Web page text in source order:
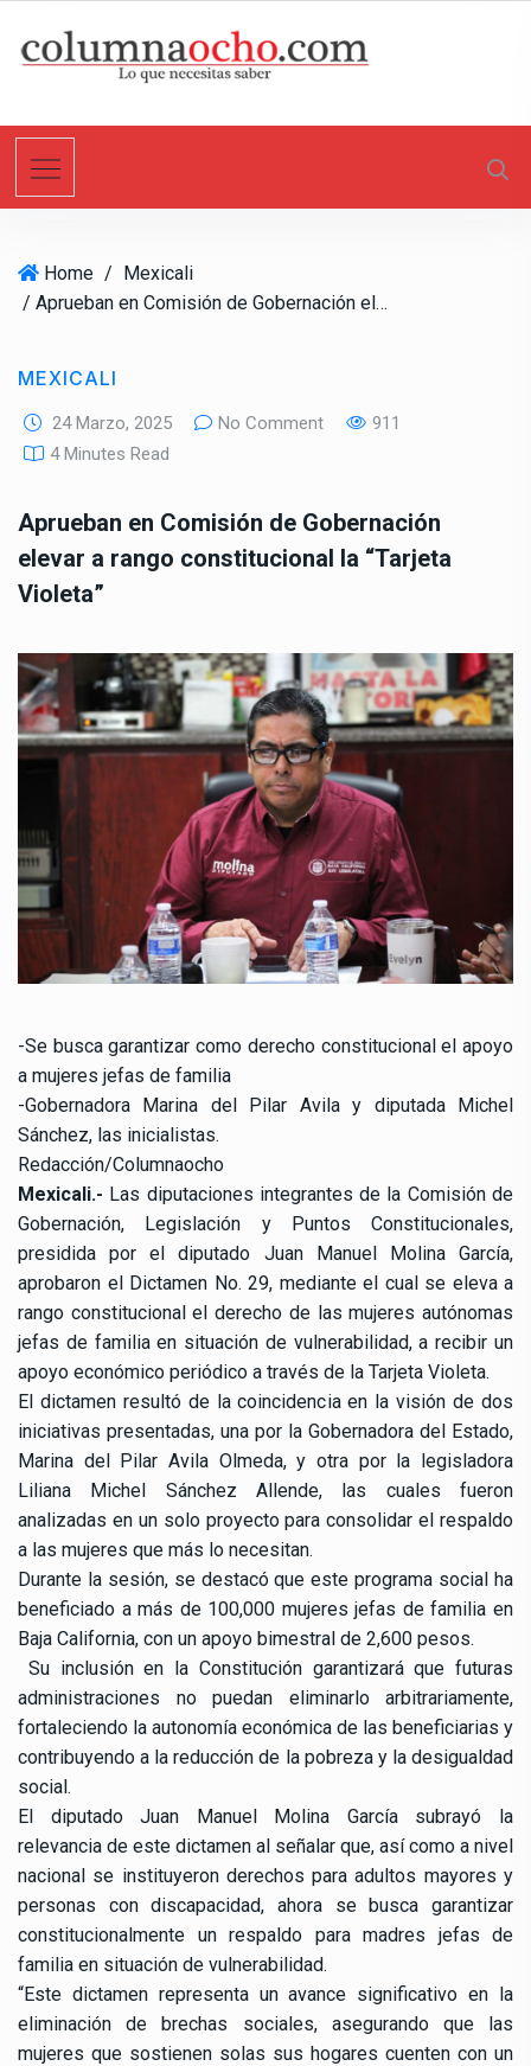
t
Home / Mexicali
/ Aprueban en Comisión de Gobernación elevar a rango constitucional la “Tarjeta Violeta”
MEXICALI
24 Marzo, 2025 No Comment
911
4 Minutes Read
Aprueban en Comisión de Gobernación
elevar a rango constitucional la “Tarjeta
Violeta”
-Se busca garantizar como derecho constitucional el apoyo
a mujeres jefas de familia
-Gobernadora Marina del Pilar Avila y diputada Michel
Sánchez, las inicialistas.
Redacción/Columnaocho
Mexicali.- Las diputaciones integrantes de la Comisión de
Gobernación, Legislación y Puntos Constitucionales,
presidida por el diputado Juan Manuel Molina García,
aprobaron el Dictamen No. 29, mediante el cual se eleva a
rango constitucional el derecho de las mujeres autónomas
jefas de familia en situación de vulnerabilidad, a recibir un
apoyo económico periódico a través de la Tarjeta Violeta.
El dictamen resultó de la coincidencia en la visión de dos
iniciativas presentadas, una por la Gobernadora del Estado,
Marina del Pilar Avila Olmeda, y otra por la legisladora
Liliana Michel Sánchez Allende, las cuales fueron
analizadas en un solo proyecto para consolidar el respaldo
a las mujeres que más lo necesitan.
Durante la sesión, se destacó que este programa social ha
beneficiado a más de 100,000 mujeres jefas de familia en
Baja California, con un apoyo bimestral de 2,600 pesos.
Su inclusión en la Constitución garantizará que futuras
administraciones no puedan eliminarlo arbitrariamente,
fortaleciendo la autonomía económica de las beneficiarias y
contribuyendo a la reducción de la pobreza y la desigualdad
social.
El diputado Juan Manuel Molina García subrayó la
relevancia de este dictamen al señalar que, así como a nivel
nacional se instituyeron derechos para adultos mayores y
personas con discapacidad, ahora se busca garantizar
constitucionalmente un respaldo para madres jefas de
familia en situación de vulnerabilidad.
“Este dictamen representa un avance significativo en la
eliminación de brechas sociales, asegurando que las
mujeres que sostienen solas sus hogares cuenten con un